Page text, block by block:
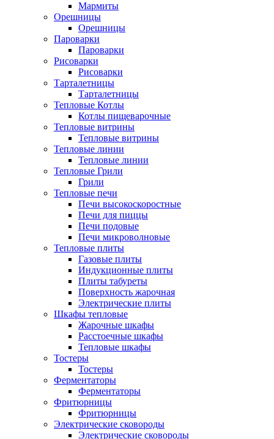
Мармиты
Орешницы
Орешницы
Пароварки
Пароварки
Рисоварки
Рисоварки
Тарталетницы
Тарталетницы
Тепловые Котлы
Котлы пищеварочные
Тепловые витрины
Тепловые витрины
Тепловые линии
Тепловые линии
Тепловые Грили
Грили
Тепловые печи
Печи высокоскоростные
Печи для пиццы
Печи подовые
Печи микроволновые
Тепловые плиты
Газовые плиты
Индукционные плиты
Плиты табуреты
Поверхность жарочная
Электрические плиты
Шкафы тепловые
Жарочные шкафы
Расстоечные шкафы
Тепловые шкафы
Тостеры
Тостеры
Ферментаторы
Ферментаторы
Фритюрницы
Фритюрницы
Электрические сковороды
Электрические сковороды